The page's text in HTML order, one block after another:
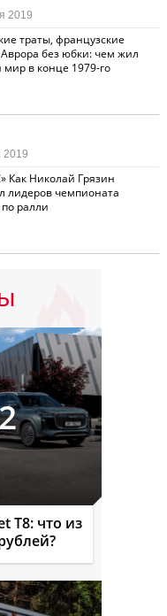
траты, французские
без юбки: чем жил
мир в конце 1979-го
2019
Как Николай Грязин
лидеров чемпионата
ралли
2019
T8: что из